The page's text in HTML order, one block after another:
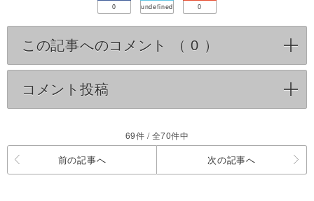
0 undefined 0
この記事へのコメント （ 0 ） click to
コメント投稿
69件 / 全70件中
前の記事へ 次の記事へ